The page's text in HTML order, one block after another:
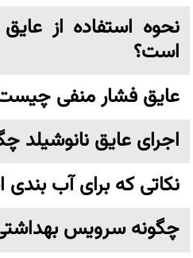
نحوه استفاده از
است؟
عایق فشار منفی
اجرای عایق نانوشیلد
نکاتی که برای آب بندی
چگونه سرویس